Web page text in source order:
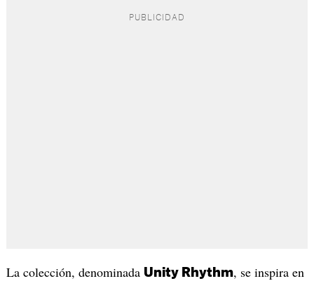
La colección, denominada Unity Rhythm, se inspira en